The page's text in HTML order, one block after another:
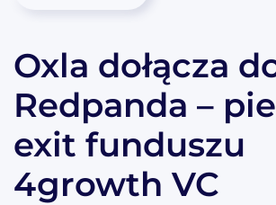
Oxla dołącza
Redpanda –
exit funduszu
4growth VC